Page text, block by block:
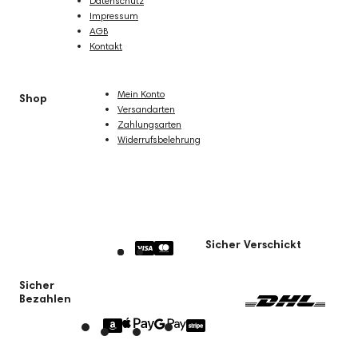
Impressum
AGB
Kontakt
Shop
Mein Konto
Versandarten
Zahlungsarten
Widerrufsbelehrung
Sicher
Bezahlen
Sicher Verschickt